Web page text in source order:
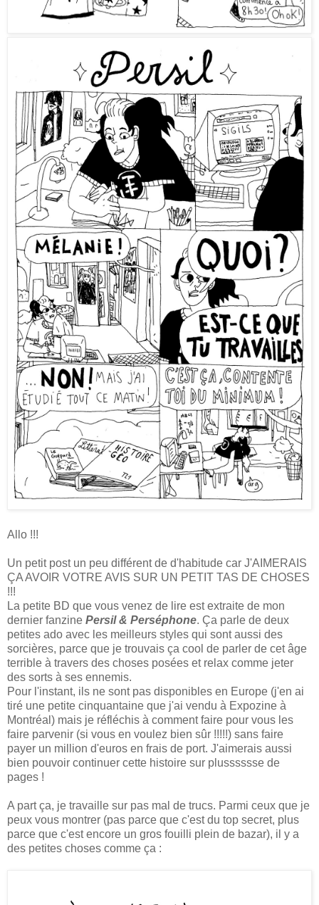
Allo !!!
Un petit post un peu différent de d'habitude car J'AIMERAIS
ÇA AVOIR VOTRE AVIS SUR UN PETIT TAS DE CHOSES
!!!
La petite BD que vous venez de lire est extraite de mon
dernier fanzine Persil & Perséphone. Ça parle de deux
petites ado avec les meilleurs styles qui sont aussi des
sorcières, parce que je trouvais ça cool de parler de cet âge
terrible à travers des choses posées et relax comme jeter
des sorts à ses ennemis.
Pour l'instant, ils ne sont pas disponibles en Europe (j'en ai
tiré une petite cinquantaine que j'ai vendu à Expozine à
Montréal) mais je réfléchis à comment faire pour vous les
faire parvenir (si vous en voulez bien sûr !!!!!) sans faire
payer un million d'euros en frais de port. J'aimerais aussi
bien pouvoir continuer cette histoire sur plusssssse de
pages !
A part ça, je travaille sur pas mal de trucs. Parmi ceux que je
peux vous montrer (pas parce que c'est du top secret, plus
parce que c'est encore un gros fouilli plein de bazar), il y a
des petites choses comme ça :